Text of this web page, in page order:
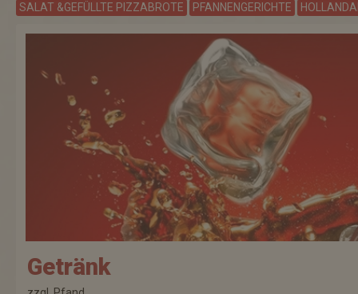
SALAT &GEFÜLLTE PIZZABROTE
PFANNENGERICHTE
Getränk